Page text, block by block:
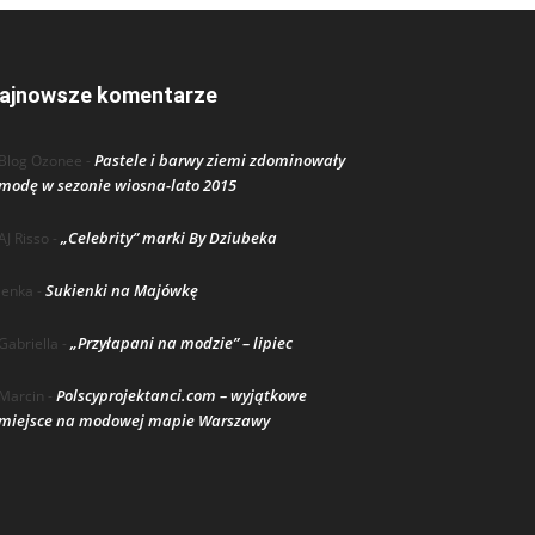
komentarze
Blog Ozonee - Pastele i barwy ziemi zdominowały
w sezonie wiosna-lato 2015
Risso -„Celebrity” marki By Dziubeka
lenka - Sukienki na Majówkę
Gabriella -„Przyłapani na modzie” – lipiec
Marcin - Polscyprojektanci.com – wyjątkowe
na modowej mapie Warszawy